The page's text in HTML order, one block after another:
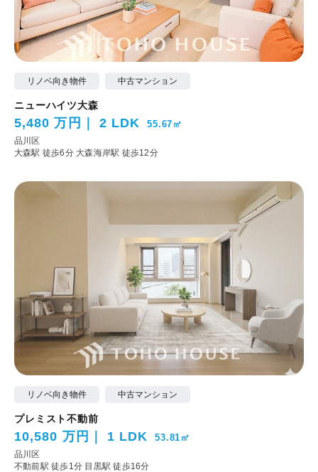
リノベ向き物件 中古マンション
ニューハイツ大森
5,480 万円 2 LDK 55.67㎡
品川区
大森駅 徒歩6分 大森海岸駅 徒歩12分
リノベ向き物件 中古マンション
プレミスト不動前
10,580 万円 1 LDK 53.81㎡
品川区
不動前駅 徒歩1分 目黒駅 徒歩16分